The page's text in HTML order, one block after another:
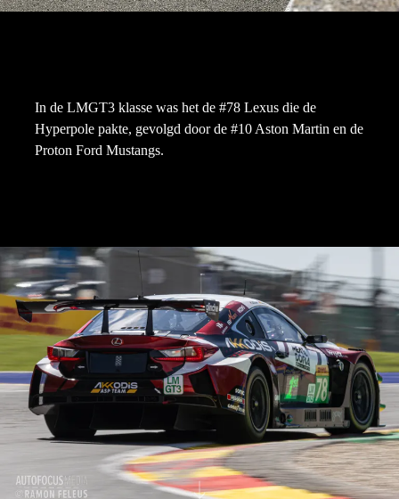
In de LMGT3 klasse was het de #78 Lexus die de
Hyperpole pakte, gevolgd door de #10 Aston Martin en de
Proton Ford Mustangs.